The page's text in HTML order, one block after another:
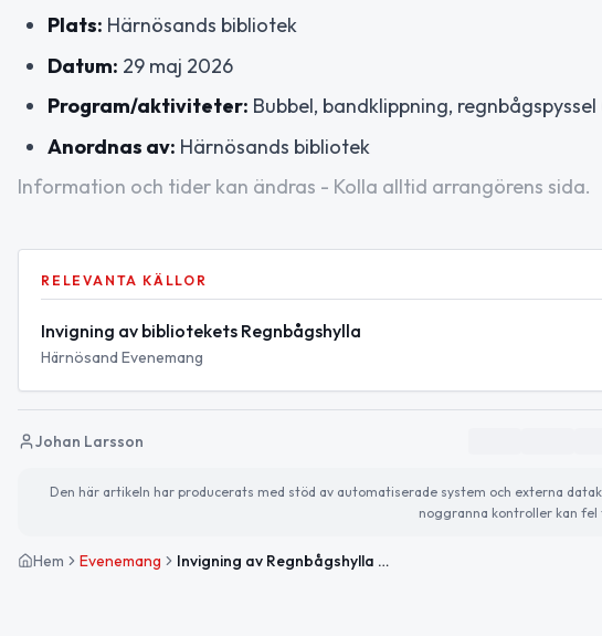
Plats: Härnösands bibliotek
Datum: 29 maj 2026
Program/aktiviteter: Bubbel, bandklippning,
Anordnas av: Härnösands bibliotek
Information och tider kan ändras - Kolla alltid arrangörens sida.
RELEVANTA KÄLLOR
Invigning av bibliotekets Regnbågshylla
Härnösand Evenemang
Johan Larsson
Den här artikeln har producerats med stöd av automatiserade system och externa
noggranna kontroller kan fel
Hem Evenemang Invigning av Regnbågshylla på Härnösands bibliotek